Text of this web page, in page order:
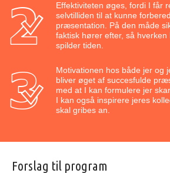
Effektiviteten øges, fordi I får
selvtilliden til at kunne
præsentation. På den måde
faktisk hører efter, så hverken
spilder tiden.
Motivationen hos både jer og
bliver øget af succesfulde
med at I kan formulere jer
I kan også inspirere jeres
skal gribes an.
Forslag til program